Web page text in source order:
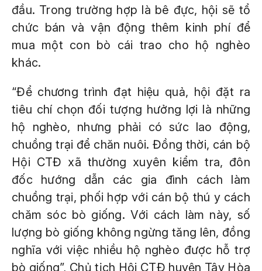
đầu. Trong trường hợp là bê đực, hội sẽ tổ
chức bán và vận động thêm kinh phí để
mua một con bò cái trao cho hộ nghèo
khác.
“Để chương trình đạt hiệu quả, hội đặt ra
tiêu chí chọn đối tượng hưởng lợi là những
hộ nghèo, nhưng phải có sức lao động,
chuồng trại để chăn nuôi. Đồng thời, cán bộ
Hội CTĐ xã thường xuyên kiểm tra, đôn
đốc hướng dẫn các gia đình cách làm
chuồng trại, phối hợp với cán bộ thú y cách
chăm sóc bò giống. Với cách làm này, số
lượng bò giống không ngừng tăng lên, đồng
nghĩa với việc nhiều hộ nghèo được hỗ trợ
bò giống”, Chủ tịch Hội CTĐ huyện Tây Hòa